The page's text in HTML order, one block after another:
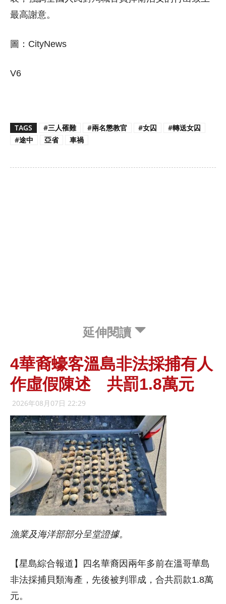
最高謝意。
圖：CityNews
V6
TAGS #三人罹難 #兩名懲教官 #女囚
#轉送女囚
#途中
亞省 車禍
延伸閱讀
4華裔蠔客溫島非法採捕有人
作虛假陳述 共罰1.8萬元
2026年08月07日 22:29
漁業及海洋部部分呈堂證據。
【星島綜合報道】四名華裔因兩年多前在溫哥華島
非法採捕貝類海產，先後被判罪成，合共罰款1.8萬
元。